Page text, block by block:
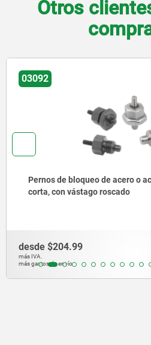
Otros
03096
Pernos de bloqueo de
collar con anilla de tracción
desde$150.81
más IVA.
más gastos de envío